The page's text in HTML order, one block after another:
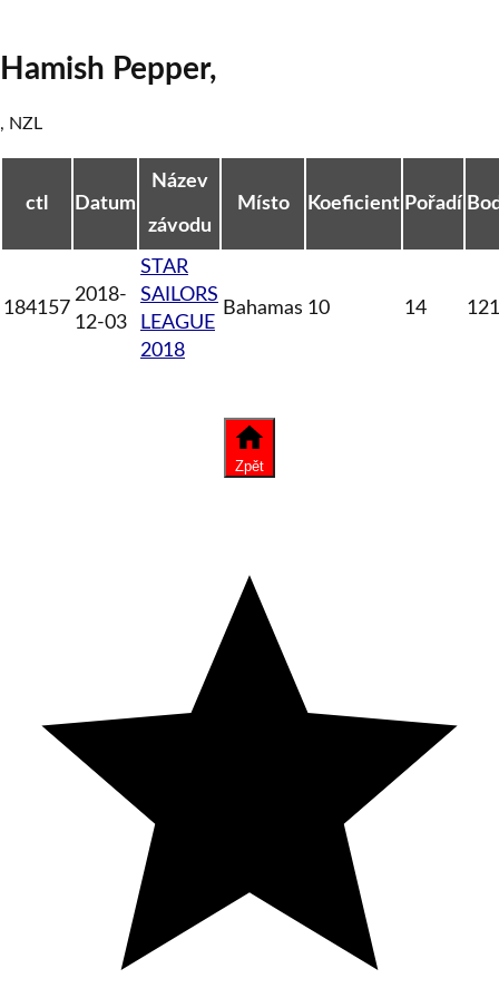
Hamish Pepper,
, NZL
ctl Datum
Název
závodu
Místo Koeficient Pořadí
184157
2018-
12-03
STAR
SAILORS
LEAGUE
2018
Bahamas 10 14 121
Zpět